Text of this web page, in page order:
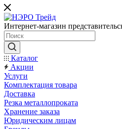
Интернет-магазин
Каталог
Акции
Услуги
Комплектация товара
Доставка
Резка металлопроката
Хранение заказа
Юридическим лицам